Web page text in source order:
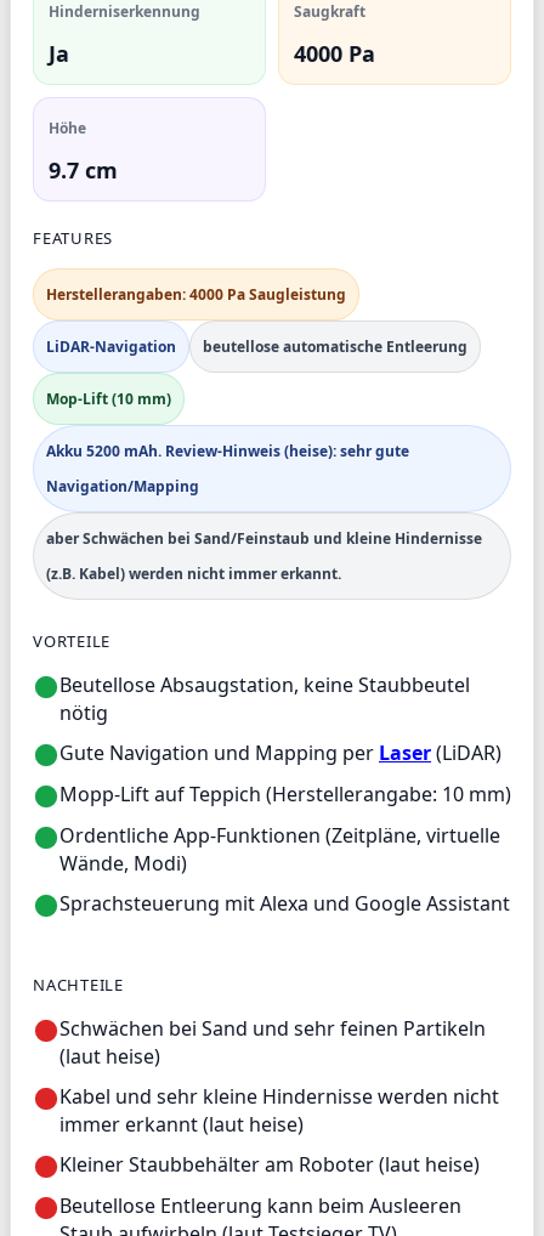
Hinderniserkennung
Ja
Saugkraft
4000 Pa
Höhe
9.7 cm
FEATURES
Herstellerangaben: 4000 Pa Saugleistung
LiDAR-Navigation beutellose automatische Entleerung
Mop-Lift (10 mm)
Akku 5200 mAh. Review-Hinweis (heise): sehr gute
Navigation/Mapping
aber Schwächen bei Sand/Feinstaub und kleine Hindernisse
(z.B. Kabel) werden nicht immer erkannt.
VORTEILE
Beutellose Absaugstation, keine Staubbeutel
nötig
Gute Navigation und Mapping per Laser(LiDAR)
Mopp-Lift auf Teppich (Herstellerangabe: 10 mm)
Ordentliche App-Funktionen (Zeitpläne, virtuelle
Wände, Modi)
Sprachsteuerung mit Alexa und Google Assistant
NACHTEILE
Schwächen bei Sand und sehr feinen Partikeln
(laut heise)
Kabel und sehr kleine Hindernisse werden nicht
immer erkannt (laut heise)
Kleiner Staubbehälter am Roboter (laut heise)
Beutellose Entleerung kann beim Ausleeren